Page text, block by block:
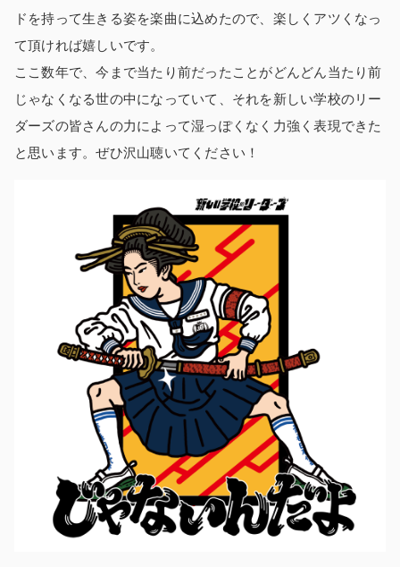
ドを持って生きる姿を楽曲に込めたので、楽しくアツくなっ
て頂ければ嬉しいです。
ここ数年で、今まで当たり前だったことがどんどん当たり前
じゃなくなる世の中になっていて、それを新しい学校のリー
ダーズの皆さんの力によって湿っぽくなく力強く表現できた
と思います。ぜひ沢山聴いてください！